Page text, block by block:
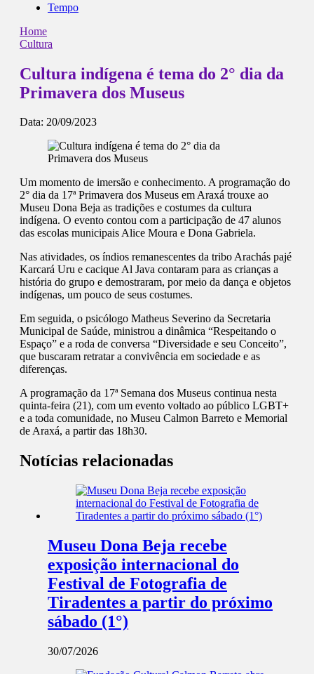
Tempo
Home
Cultura
Cultura indígena é tema do 2° dia da
Primavera dos Museus
Data: 20/09/2023
Um momento de imersão e conhecimento. A programação do
2° dia da 17ª Primavera dos Museus em Araxá trouxe ao
Museu Dona Beja as tradições e costumes da cultura
indígena. O evento contou com a participação de 47 alunos
das escolas municipais Alice Moura e Dona Gabriela.
Nas atividades, os índios remanescentes da tribo Arachás pajé
Karcará Uru e cacique Al Java contaram para as crianças a
história do grupo e demostraram, por meio da dança e objetos
indígenas, um pouco de seus costumes.
Em seguida, o psicólogo Matheus Severino da Secretaria
Municipal de Saúde, ministrou a dinâmica “Respeitando o
Espaço” e a roda de conversa “Diversidade e seu Conceito”,
que buscaram retratar a convivência em sociedade e as
diferenças.
A programação da 17ª Semana dos Museus continua nesta
quinta-feira (21), com um evento voltado ao público LGBT+
e a toda comunidade, no Museu Calmon Barreto e Memorial
de Araxá, a partir das 18h30.
Notícias relacionadas
Museu Dona Beja recebe
exposição internacional do
Festival de Fotografia de
Tiradentes a partir do próximo
sábado (1°)
30/07/2026